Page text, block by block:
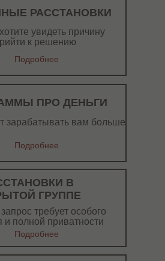
увидеть причину
к решению
Подробнее
РАССТАНОВКИ
зарабатывать вам больше
Подробнее
ПРО ДЕНЬГИ
требует особого
и полной приватности
Подробнее
В
ГРУППЕ